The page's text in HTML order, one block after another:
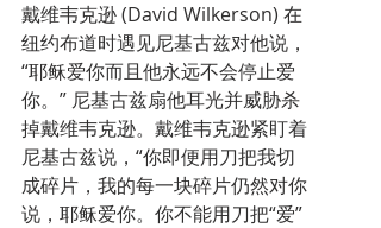
戴维韦克逊 (David Wilkerson) 在
纽约布道时遇见尼基古兹对他说，
“耶稣爱你而且他永远不会停止爱
你。” 尼基古兹扇他耳光并威胁杀
掉戴维韦克逊。戴维韦克逊紧盯着
尼基古兹说，“你即便用刀把我切
成碎片，我的每一块碎片仍然对你
说，耶稣爱你。你不能用刀把“爱”